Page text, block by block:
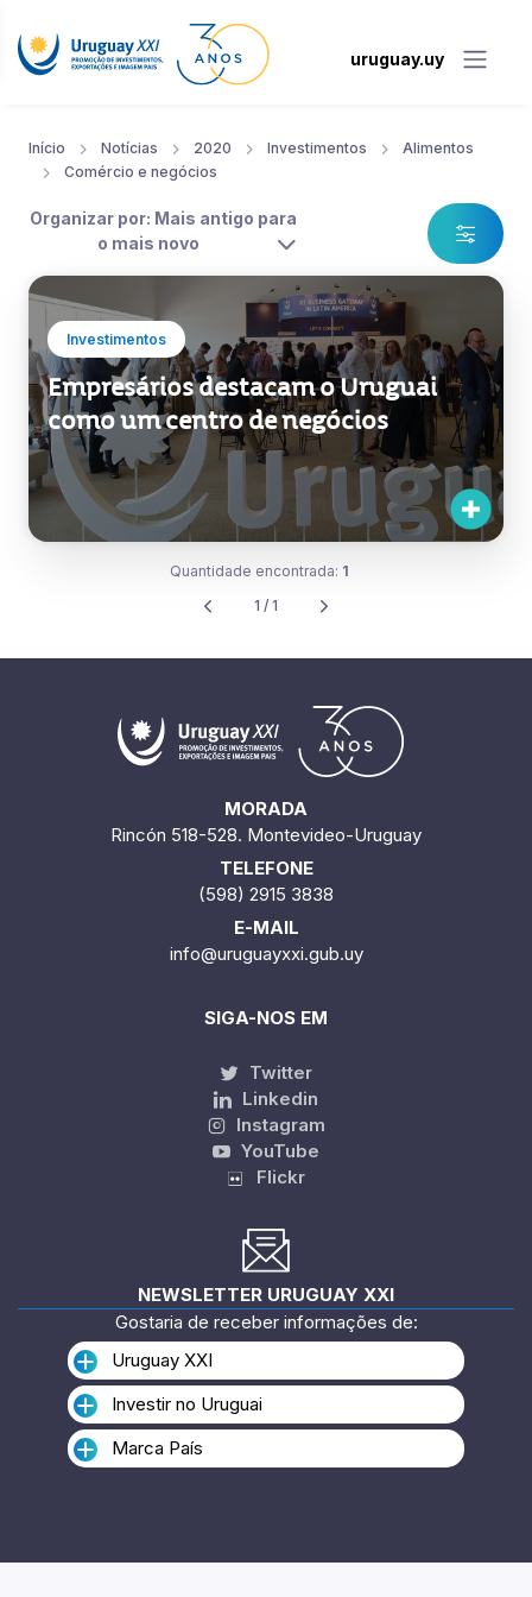
uruguay.uy
Início Notícias 2020 Investimentos
Alimentos
Comércio e negócios
Organizar por: Mais antigo para
o mais novo
Investimentos
Empresários destacam o Uruguai
como um centro de negócios
Quantidade encontrada: 1
1 / 1
MORADA
Rincón 518-528. Montevideo-Uruguay
TELEFONE
(598) 2915 3838
E-MAIL
info@uruguayxxi.gub.uy
SIGA-NOS EM
Twitter
Linkedin
Instagram
YouTube
Flickr
NEWSLETTER URUGUAY XXI
Gostaria de receber informações de:
Uruguay XXI
Investir no Uruguai
Marca País